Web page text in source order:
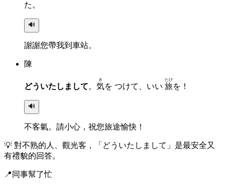
た。
🔊
謝謝您帶我到車站。
陳
どういたしまして。 気
き
を つけて、いい 旅
たび
を！
🔊
不客氣。請小心，祝您旅途愉快！
💡 對不熟的人、觀光客，「どういたしまして」是最安全又
有禮貌的回答。
📍 同事幫了忙